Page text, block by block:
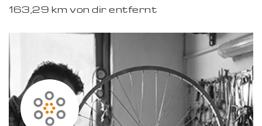
Premium
163,29 km von dir entfernt